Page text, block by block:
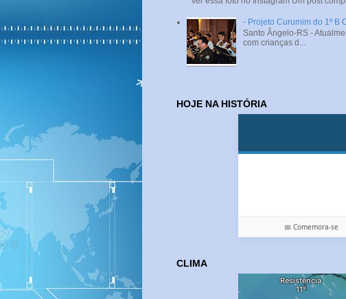
- Projeto Curumim do 1º B
Santo Ângelo-RS -
com crianças d...
HOJE NA HISTÓRIA
📅 Comemora-se
CLIMA